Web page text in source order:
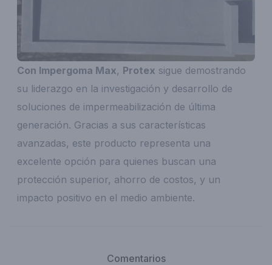
Con Impergoma Max, Protex sigue demostrando
su liderazgo en la investigación y desarrollo de
soluciones de impermeabilización de última
generación. Gracias a sus características
avanzadas, este producto representa una
excelente opción para quienes buscan una
protección superior, ahorro de costos, y un
impacto positivo en el medio ambiente.
Comentarios